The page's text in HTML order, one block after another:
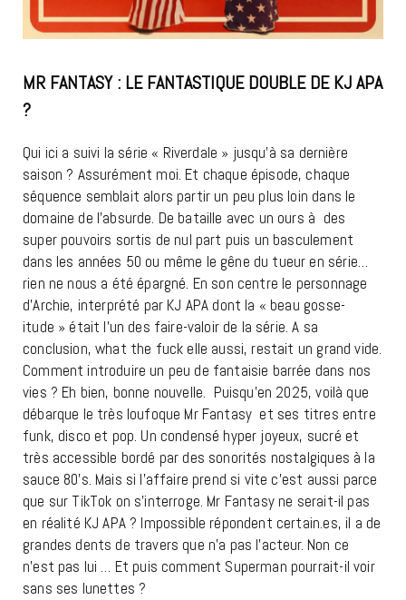
MR FANTASY : LE FANTASTIQUE DOUBLE DE KJ APA
?
Qui ici a suivi la série « Riverdale » jusqu’à sa dernière
saison ? Assurément moi. Et chaque épisode, chaque
séquence semblait alors partir un peu plus loin dans le
domaine de l’absurde. De bataille avec un ours à des
super pouvoirs sortis de nul part puis un basculement
dans les années 50 ou même le gêne du tueur en série…
rien ne nous a été épargné. En son centre le personnage
d’Archie, interprété par KJ APA dont la « beau gosse-
itude » était l’un des faire-valoir de la série. A sa
conclusion, what the fuck elle aussi, restait un grand vide.
Comment introduire un peu de fantaisie barrée dans nos
vies ? Eh bien, bonne nouvelle. Puisqu’en 2025, voilà que
débarque le très loufoque Mr Fantasy et ses titres entre
funk, disco et pop. Un condensé hyper joyeux, sucré et
très accessible bordé par des sonorités nostalgiques à la
sauce 80’s. Mais si l’affaire prend si vite c’est aussi parce
que sur TikTok on s’interroge. Mr Fantasy ne serait-il pas
en réalité KJ APA ? Impossible répondent certain.es, il a de
grandes dents de travers que n’a pas l’acteur. Non ce
n’est pas lui … Et puis comment Superman pourrait-il voir
sans ses lunettes ?